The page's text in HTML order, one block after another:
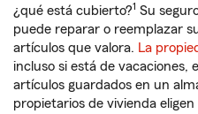
¿qué está cubierto?1 Su
puede reparar o reemplazar
artículos que valora. La
incluso si está de vacaciones,
artículos guardados en un
propietarios de vivienda